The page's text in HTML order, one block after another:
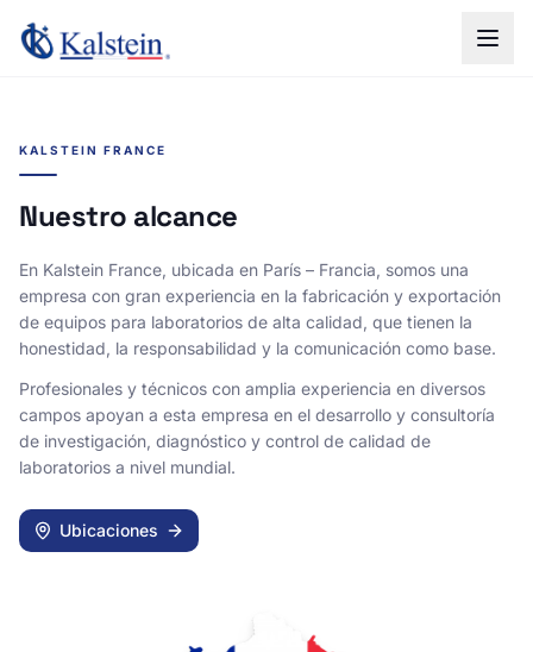
KALSTEIN FRANCE
Nuestro alcance
En Kalstein France, ubicada en París – Francia, somos una
empresa con gran experiencia en la fabricación y exportación
de equipos para laboratorios de alta calidad, que tienen la
honestidad, la responsabilidad y la comunicación como base.
Profesionales y técnicos con amplia experiencia en diversos
campos apoyan a esta empresa en el desarrollo y consultoría
de investigación, diagnóstico y control de calidad de
laboratorios a nivel mundial.
Ubicaciones